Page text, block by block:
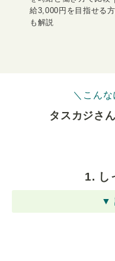
給3,000円を目指せる
も解説
＼こん
タスカジさ
1. し
▼